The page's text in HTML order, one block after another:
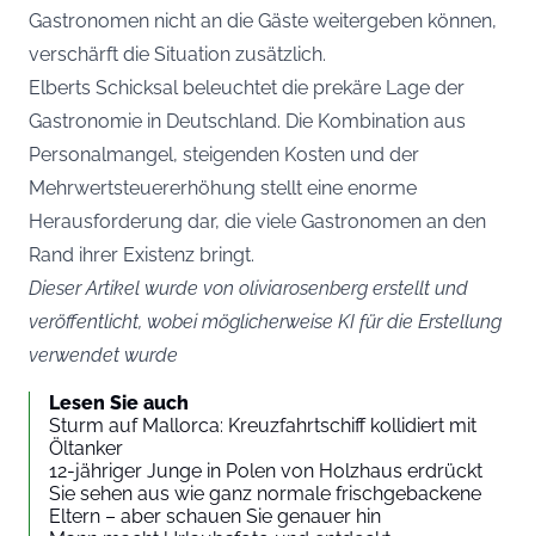
Gastronomen nicht an die Gäste weitergeben können,
verschärft die Situation zusätzlich.
Elberts Schicksal beleuchtet die prekäre Lage der
Gastronomie in Deutschland. Die Kombination aus
Personalmangel, steigenden Kosten und der
Mehrwertsteuererhöhung stellt eine enorme
Herausforderung dar, die viele Gastronomen an den
Rand ihrer Existenz bringt.
Dieser Artikel wurde von oliviarosenberg erstellt und
veröffentlicht, wobei möglicherweise KI für die Erstellung
verwendet wurde
Lesen Sie auch
Sturm auf Mallorca: Kreuzfahrtschiff kollidiert mit
Öltanker
12-jähriger Junge in Polen von Holzhaus erdrückt
Sie sehen aus wie ganz normale frischgebackene
Eltern – aber schauen Sie genauer hin